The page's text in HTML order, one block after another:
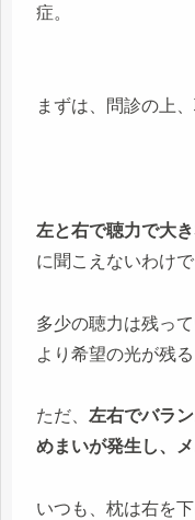
症。
まずは、問診の上
左と右で聴力で大
に聞こえないわけで
多少の聴力は残っ
より希望の光が残る
ただ、 左右でバラ
めまいが発生し、
いつも、枕は右を